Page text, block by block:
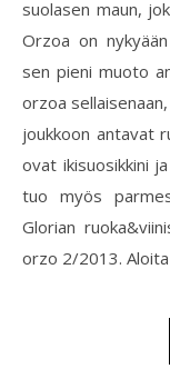
suolasen maun,
Orzoa on
sen pieni muoto
orzoa
joukkoon antavat
ovat ikisuosikkini
tuo myös
Glorian
orzo 2/2013.